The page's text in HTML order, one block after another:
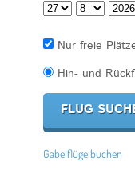
Nur freie
Hin- und
Gabelflüge buchen